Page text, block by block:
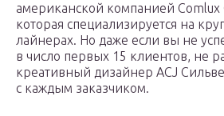
американской компанией Comlux
которая специализируется на
лайнерах. Но даже если вы не
в число первых 15 клиентов, не
креативный дизайнер ACJ
с каждым заказчиком.